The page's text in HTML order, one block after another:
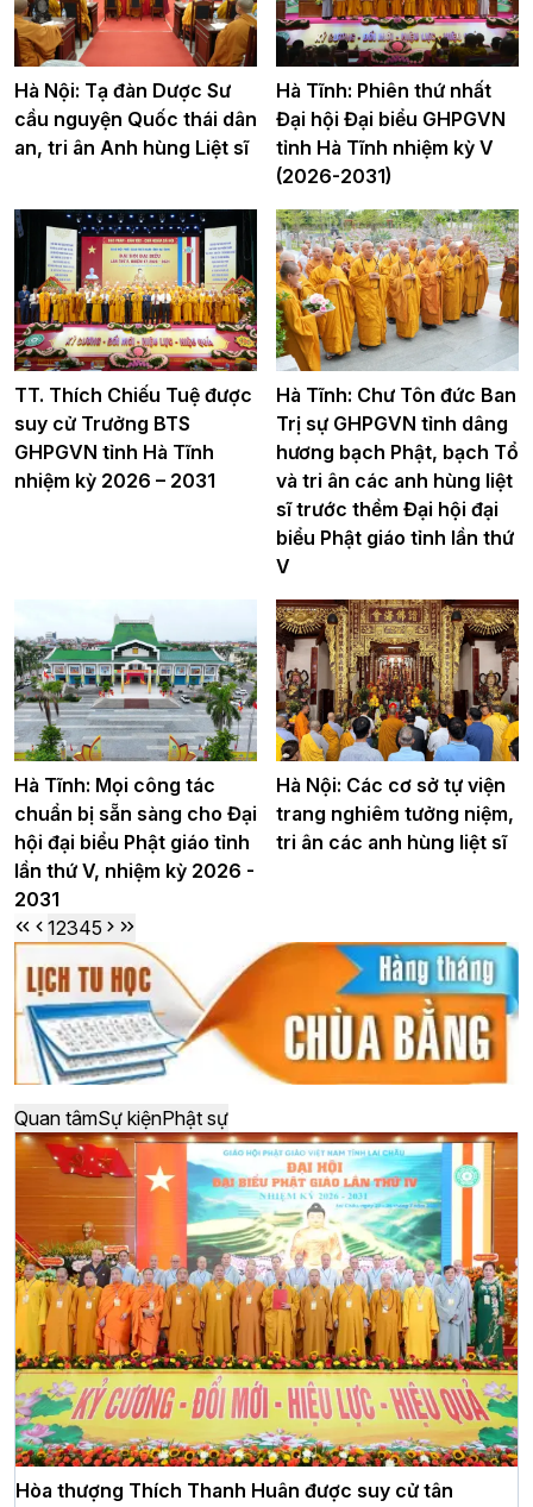
Hà Nội: Tạ đàn Dược Sư
cầu nguyện Quốc thái dân
an, tri ân Anh hùng Liệt sĩ
Hà Tĩnh: Phiên thứ nhất
Đại hội Đại biểu GHPGVN
tỉnh Hà Tĩnh nhiệm kỳ V
(2026-2031)
TT. Thích Chiếu Tuệ được
suy cử Trưởng BTS
GHPGVN tỉnh Hà Tĩnh
nhiệm kỳ 2026 – 2031
Hà Tĩnh: Chư Tôn đức Ban
Trị sự GHPGVN tỉnh dâng
hương bạch Phật, bạch Tổ
và tri ân các anh hùng liệt
sĩ trước thềm Đại hội đại
biểu Phật giáo tỉnh lần thứ
V
Hà Tĩnh: Mọi công tác
chuẩn bị sẵn sàng cho Đại
hội đại biểu Phật giáo tỉnh
lần thứ V, nhiệm kỳ 2026 -
2031
Hà Nội: Các cơ sở tự viện
trang nghiêm tưởng niệm,
tri ân các anh hùng liệt sĩ
12345
Quan tâmSự kiệnPhật sự
Hòa thượng Thích Thanh Huân được suy cử tân